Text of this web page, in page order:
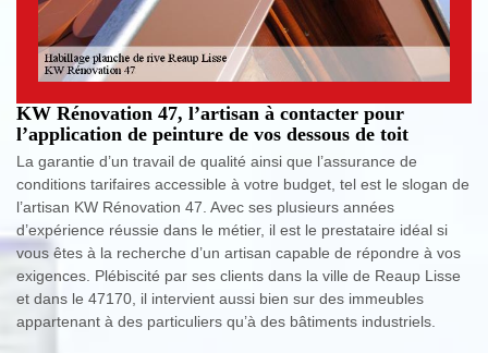
KW Rénovation 47, l’artisan à contacter pour
l’application de peinture de vos dessous de toit
La garantie d’un travail de qualité ainsi que l’assurance de
conditions tarifaires accessible à votre budget, tel est le slogan de
l’artisan KW Rénovation 47. Avec ses plusieurs années
d’expérience réussie dans le métier, il est le prestataire idéal si
vous êtes à la recherche d’un artisan capable de répondre à vos
exigences. Plébiscité par ses clients dans la ville de Reaup Lisse
et dans le 47170, il intervient aussi bien sur des immeubles
appartenant à des particuliers qu’à des bâtiments industriels.